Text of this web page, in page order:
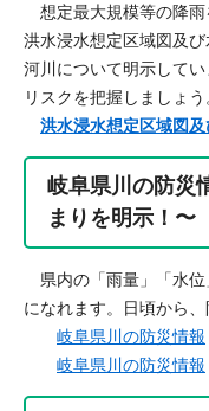
想定最大規模等の降雨
洪水浸水想定区域図及
河川について明示して
リスクを把握しましょう
洪水浸水想定区域図
岐阜県川の防災
まりを明示！〜
県内の「雨量」「水位
になれます。日頃から
岐阜県川の防災​情報
岐阜県川の防災​情報